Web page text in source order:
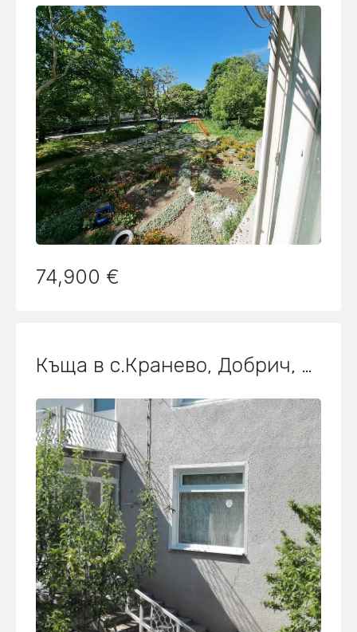
74,900 €
Къща в с.Кранево, Добрич, област